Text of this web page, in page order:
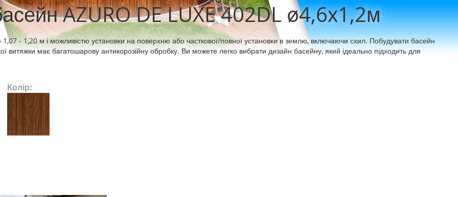
AZURO DE LUXE 402DL ø4,6х1,2м
- 1,20 м і можливістю установки на поверхню або часткової/повної установки в землю, включаючи схил. Побудувати басейн
витяжки має багатошарову антикорозійну обробку. Ви можете легко вибрати дизайн басейну, який ідеально підходить для
Колір: